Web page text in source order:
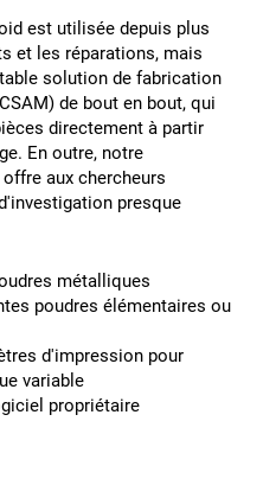
est utilisée depuis plus
et les réparations, mais
solution de fabrication
de bout en bout, qui
directement à partir
En outre, notre
aux chercheurs
presque
métalliques
poudres élémentaires ou
d'impression pour
variable
propriétaire